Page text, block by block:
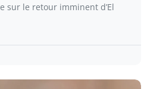
sur le retour imminent d’El